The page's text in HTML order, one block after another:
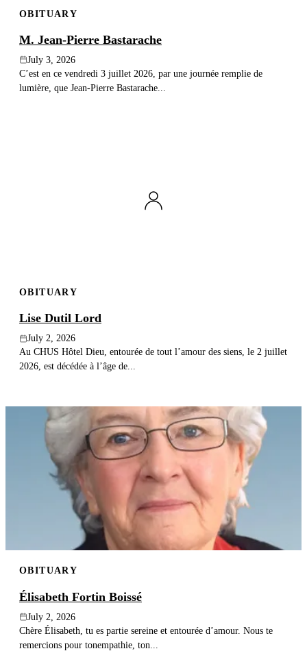
OBITUARY
M. Jean-Pierre Bastarache
July 3, 2026
C’est en ce vendredi 3 juillet 2026, par une journée remplie de
lumière, que Jean-Pierre Bastarache...
OBITUARY
Lise Dutil Lord
July 2, 2026
Au CHUS Hôtel Dieu, entourée de tout l’amour des siens, le 2 juillet
2026, est décédée à l’âge de...
OBITUARY
Élisabeth Fortin Boissé
July 2, 2026
Chère Élisabeth, tu es partie sereine et entourée d’amour. Nous te
remercions pour tonempathie, ton...